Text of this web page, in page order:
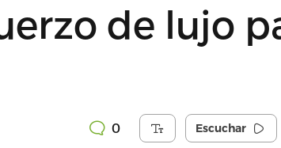
de lujo
0 Escuchar